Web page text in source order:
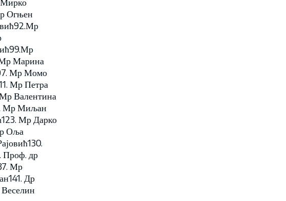
Огњен
Марина
Мр Момо
Мр Петра
Валентина
Мр Миљан
Мр Дарко
Оља
Проф. др
Мр
Др